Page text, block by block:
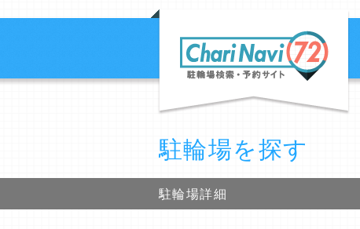
駐輪場を探す
駐輪場詳細